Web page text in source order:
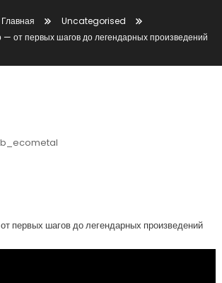
Главная
Uncategorised
от первых шагов до легендарных произведений